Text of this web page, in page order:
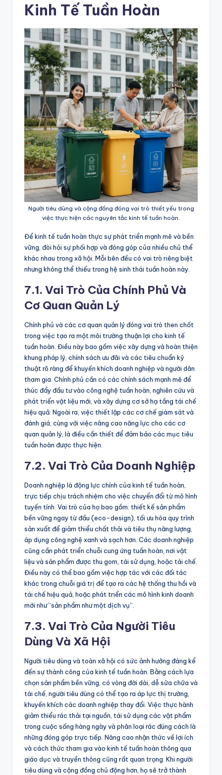
Kinh Tế Tuần Hoàn
Người tiêu dùng và cộng đồng đóng vai trò thiết yếu trong
việc thực hiện các nguyên tắc kinh tế tuần hoàn.
Để kinh tế tuần hoàn thực sự phát triển mạnh mẽ và bền
vững, đòi hỏi sự phối hợp và đóng góp của nhiều chủ thể
khác nhau trong xã hội. Mỗi bên đều có vai trò riêng biệt
nhưng không thể thiếu trong hệ sinh thái tuần hoàn này.
7.1. Vai Trò Của Chính Phủ Và
Cơ Quan Quản Lý
Chính phủ và các cơ quan quản lý đóng vai trò then chốt
trong việc tạo ra một môi trường thuận lợi cho kinh tế
tuần hoàn. Điều này bao gồm việc xây dựng và hoàn thiện
khung pháp lý, chính sách ưu đãi và các tiêu chuẩn kỹ
thuật rõ ràng để khuyến khích doanh nghiệp và người dân
tham gia. Chính phủ cần có các chính sách mạnh mẽ để
thúc đẩy đầu tư vào công nghệ tuần hoàn, nghiên cứu và
phát triển vật liệu mới, và xây dựng cơ sở hạ tầng tái chế
hiệu quả. Ngoài ra, việc thiết lập các cơ chế giám sát và
đánh giá, cùng với việc nâng cao năng lực cho các cơ
quan quản lý, là điều cần thiết để đảm bảo các mục tiêu
tuần hoàn được thực hiện.
7.2. Vai Trò Của Doanh Nghiệp
Doanh nghiệp là động lực chính của kinh tế tuần hoàn,
trực tiếp chịu trách nhiệm cho việc chuyển đổi từ mô hình
tuyến tính. Vai trò của họ bao gồm: thiết kế sản phẩm
bền vững ngay từ đầu (eco-design), tối ưu hóa quy trình
sản xuất để giảm thiểu chất thải và tiêu thụ năng lượng,
áp dụng công nghệ xanh và sạch hơn. Các doanh nghiệp
cũng cần phát triển chuỗi cung ứng tuần hoàn, nơi vật
liệu và sản phẩm được thu gom, tái sử dụng, hoặc tái chế.
Điều này có thể bao gồm việc hợp tác với các đối tác
khác trong chuỗi giá trị để tạo ra các hệ thống thu hồi và
tái chế hiệu quả, hoặc phát triển các mô hình kinh doanh
mới như “sản phẩm như một dịch vụ”.
7.3. Vai Trò Của Người Tiêu
Dùng Và Xã Hội
Người tiêu dùng và toàn xã hội có sức ảnh hưởng đáng kể
đến sự thành công của kinh tế tuần hoàn. Bằng cách lựa
chọn sản phẩm bền vững, có vòng đời dài, dễ sửa chữa và
tái chế, người tiêu dùng có thể tạo ra áp lực thị trường,
khuyến khích các doanh nghiệp thay đổi. Việc thực hành
giảm thiểu rác thải tại nguồn, tái sử dụng các vật phẩm
trong cuộc sống hàng ngày và phân loại rác đúng cách là
những đóng góp trực tiếp. Nâng cao nhận thức về lợi ích
và cách thức tham gia vào kinh tế tuần hoàn thông qua
giáo dục và truyền thông cũng rất quan trọng. Khi người
tiêu dùng và cộng đồng chủ động hơn, họ sẽ trở thành